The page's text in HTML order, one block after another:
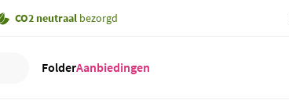
CO2 neutraal bezorgd
FolderAanbiedingen